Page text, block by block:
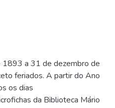
1893 a 31 de dezembro de
feriados. A partir do Ano
os dias
da Biblioteca Mário